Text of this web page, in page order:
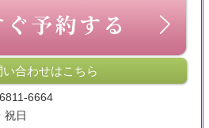
合わせはこちら
6664
祝日